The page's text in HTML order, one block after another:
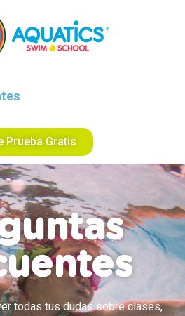
Prueba Gratis
todas tus dudas sobre clases,